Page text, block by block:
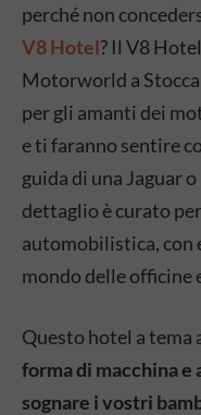
perché non
V8 Hotel? Il V8
Motorworld a
per gli amanti dei
e ti faranno sentire
guida di una Jaguar
dettaglio è curato
automobilistica, con
mondo delle officine
Questo hotel a
forma di macchina
sognare i vostri